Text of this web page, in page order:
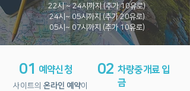
22시 ~ 24시까지 (추가 10유로)
24시~ 05시까지 (추가 20유로)
05시~ 07시까지 (추가 10유로)
01 ​예약신청
사이트의 온라인 예약이
02 차량중개료 입
금